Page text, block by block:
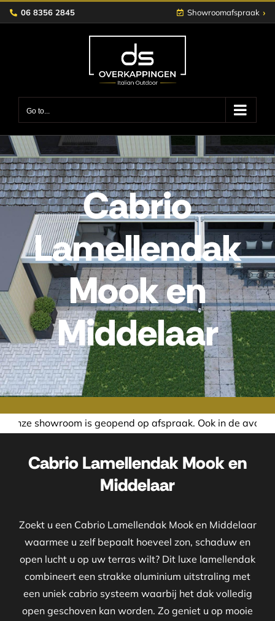
Skip
to
06 8356 2845 Showroomafspraak ›
Go to...
Cabrio
Lamellendak
Mook en
Middelaar
op afspraak. Ook in de avond of in het weekend
Cabrio Lamellendak Mook en
Middelaar
Zoekt u een Cabrio Lamellendak Mook en Middelaar
waarmee u zelf bepaalt hoeveel zon, schaduw en
open lucht u op uw terras wilt? Dit luxe lamellendak
combineert een strakke aluminium uitstraling met
een uniek cabrio systeem waarbij het dak volledig
open geschoven kan worden. Zo geniet u op mooie